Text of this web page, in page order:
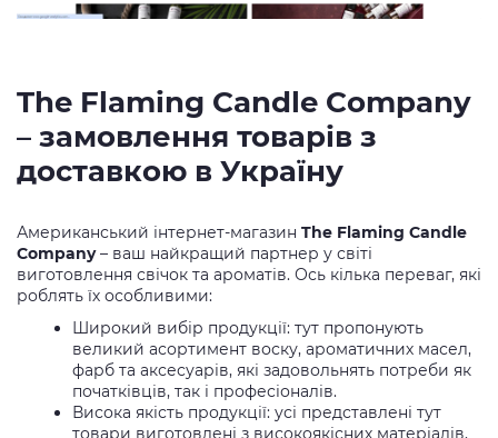
The Flaming Candle Company
– замовлення товарів з
доставкою в Україну
Американський інтернет-магазин The Flaming Candle
Company– ваш найкращий партнер у світі
виготовлення свічок та ароматів. Ось кілька переваг, які
роблять їх особливими:
Широкий вибір продукції: тут пропонують
великий асортимент воску, ароматичних масел,
фарб та аксесуарів, які задовольнять потреби як
початківців, так і професіоналів.
Висока якість продукції: усі представлені тут
товари виготовлені з високоякісних матеріалів,